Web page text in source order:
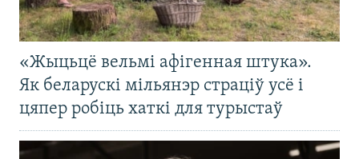
«Жыцьцё вельмі афігенная штука».
Як беларускі мільянэр страціў усё і
цяпер робіць хаткі для турыстаў